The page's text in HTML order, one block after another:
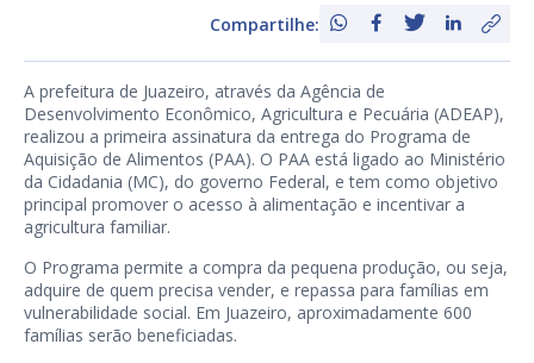
Compartilhe:
A prefeitura de Juazeiro, através da Agência de
Desenvolvimento Econômico, Agricultura e Pecuária (ADEAP),
realizou a primeira assinatura da entrega do Programa de
Aquisição de Alimentos (PAA). O PAA está ligado ao Ministério
da Cidadania (MC), do governo Federal, e tem como objetivo
principal promover o acesso à alimentação e incentivar a
agricultura familiar.
O Programa permite a compra da pequena produção, ou seja,
adquire de quem precisa vender, e repassa para famílias em
vulnerabilidade social. Em Juazeiro, aproximadamente 600
famílias serão beneficiadas.